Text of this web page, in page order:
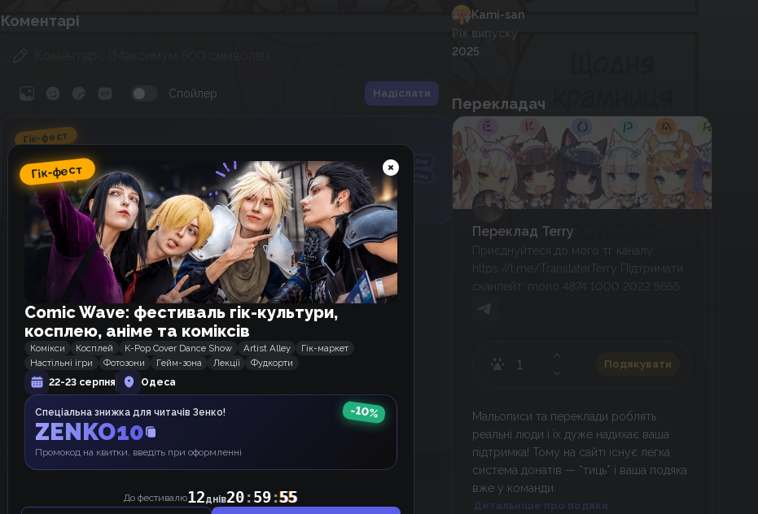
Коментарі
Спойлер Надіслати
Гік-фест
Comic Wave: фестиваль гік-
культури, косплею, аніме та
коміксів
До фестивалю12 днів20:59:55
Щось ніхто не коментує, може, почнемо 👉👈 ?
Kami-san
Рік випуску
2025
Перекладач
Переклад Terry
Приєднуйтеся до мого тг каналу:
https://t.me/TranslaterTerry Підтримати
сканлейт: mono 4874 1000 2022 5655
Подякувати
Мальописи та переклади роблять
реальні люди і їх дуже надихає ваша
підтримка! Тому на сайті існує легка
система донатів — *тиць* і ваша подяка
вже у команди.
Детальніше про подяки
Гік-фест
Comic Wave: фестиваль гік-культури,
косплею, аніме та коміксів
Комікси Косплей K-Pop Cover Dance Show Artist Alley
Гік-маркет
Настільні ігри
Фотозони Гейм-зона Лекції
Фудкорти
22-23 серпня
Одеса
Спеціальна знижка для читачів Зенко!
ZENKO10
Промокод на квитки, введіть при оформленні
-10%
До фестивалю12днів20:59:55